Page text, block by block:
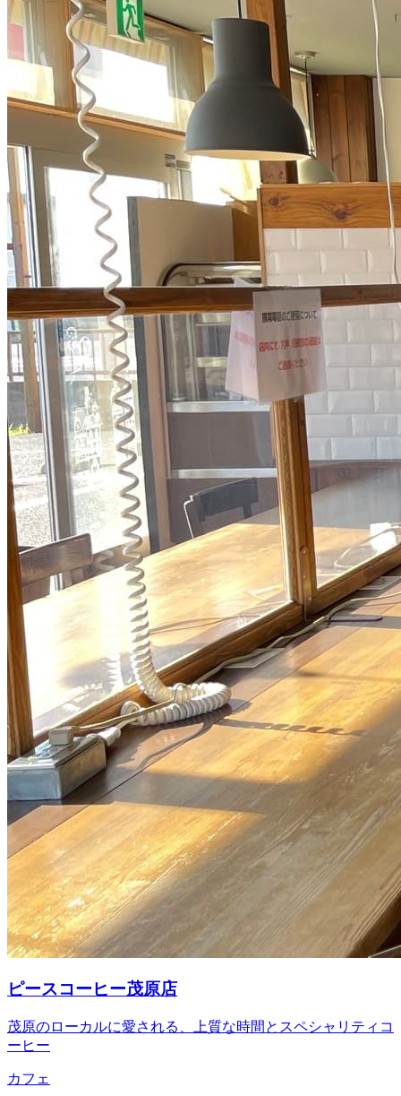
ピースコーヒー茂原店
茂原のローカルに愛される、上質な時間とスペシャリティコ
ーヒー
カフェ